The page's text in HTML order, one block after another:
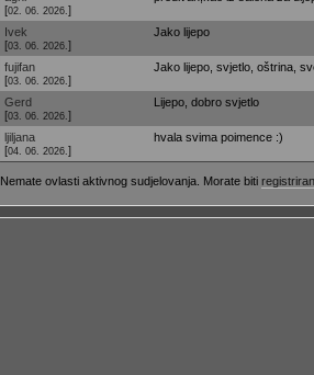
[02. 06. 2026. ]
Ivek
[03. 06. 2026. ]
Jako lijepo
fujifan
[03. 06. 2026. ]
Jako lijepo, svjetlo, oštrina,
Gerd
[03. 06. 2026. ]
Lijepo, dobro svjetlo
ljiljana
[04. 06. 2026. ]
hvala svima poimence :)
Nemate ovlasti aktivnog sudjelovanja. Morate biti